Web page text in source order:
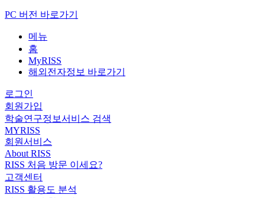
PC 버전 바로가기
메뉴
홈
MyRISS
해외전자정보 바로가기
로그인
회원가입
학술연구정보서비스 검색
MYRISS
회원서비스
About RISS
RISS 처음 방문 이세요?
고객센터
RISS 활용도 분석